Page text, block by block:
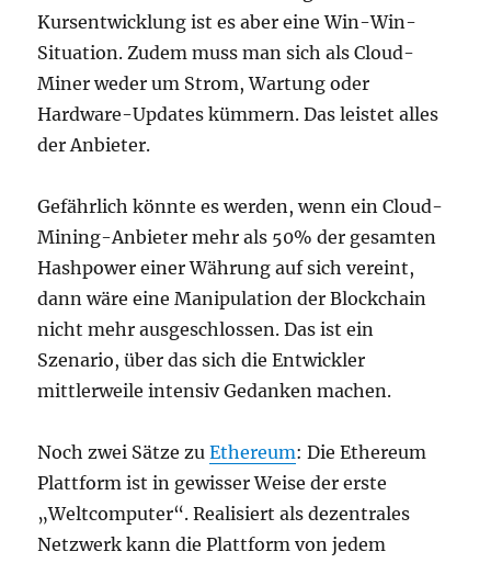
Kursentwicklung ist es aber eine Win-Win-
Situation. Zudem muss man sich als Cloud-
Miner weder um Strom, Wartung oder
Hardware-Updates kümmern. Das leistet alles
der Anbieter.
Gefährlich könnte es werden, wenn ein Cloud-
Mining-Anbieter mehr als 50% der gesamten
Hashpower einer Währung auf sich vereint,
dann wäre eine Manipulation der Blockchain
nicht mehr ausgeschlossen. Das ist ein
Szenario, über das sich die Entwickler
mittlerweile intensiv Gedanken machen.
Noch zwei Sätze zuEthereum: Die Ethereum
Plattform ist in gewisser Weise der erste
„Weltcomputer“. Realisiert als dezentrales
Netzwerk kann die Plattform von jedem